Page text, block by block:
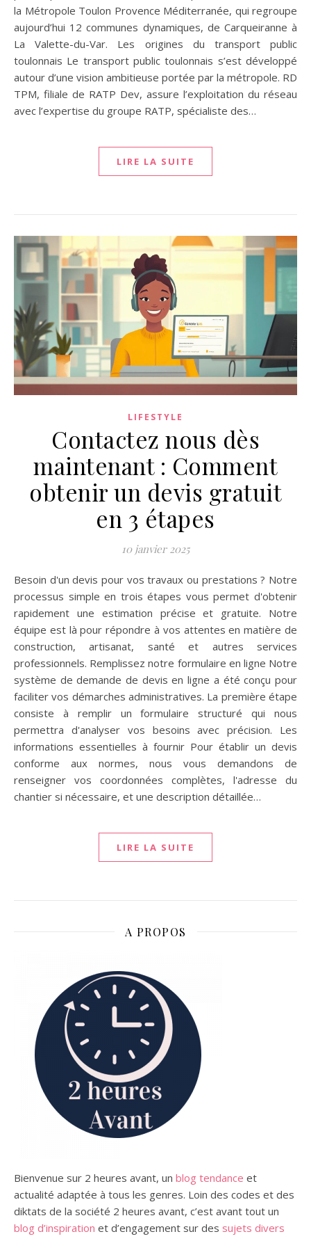
la Métropole Toulon Provence Méditerranée, qui regroupe
aujourd’hui 12 communes dynamiques, de Carqueiranne à
La Valette-du-Var. Les origines du transport public
toulonnais Le transport public toulonnais s’est développé
autour d’une vision ambitieuse portée par la métropole. RD
TPM, filiale de RATP Dev, assure l’exploitation du réseau
avec l’expertise du groupe RATP, spécialiste des…
LIRE LA SUITE
LIFESTYLE
Contactez nous dès
maintenant : Comment
obtenir un devis gratuit
en 3 étapes
10 janvier 2025
Besoin d'un devis pour vos travaux ou prestations ? Notre
processus simple en trois étapes vous permet d'obtenir
rapidement une estimation précise et gratuite. Notre
équipe est là pour répondre à vos attentes en matière de
construction, artisanat, santé et autres services
professionnels. Remplissez notre formulaire en ligne Notre
système de demande de devis en ligne a été conçu pour
faciliter vos démarches administratives. La première étape
consiste à remplir un formulaire structuré qui nous
permettra d'analyser vos besoins avec précision. Les
informations essentielles à fournir Pour établir un devis
conforme aux normes, nous vous demandons de
renseigner vos coordonnées complètes, l'adresse du
chantier si nécessaire, et une description détaillée…
LIRE LA SUITE
A PROPOS
Bienvenue sur 2 heures avant, un blog tendance et
actualité adaptée à tous les genres. Loin des codes et des
diktats de la société 2 heures avant, c’est avant tout un
blog d’inspiration et d’engagement sur des sujets divers